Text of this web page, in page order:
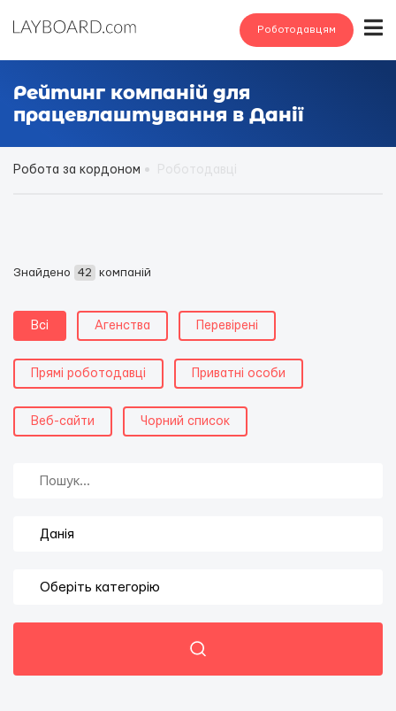
Роботодавцям
Рейтинг компаній для
працевлаштування в Данії
Робота за кордоном
Знайдено 42 компаній
Всі Агенства Перевірені
Прямі роботодавці Приватні особи
Веб-сайти Чорний список